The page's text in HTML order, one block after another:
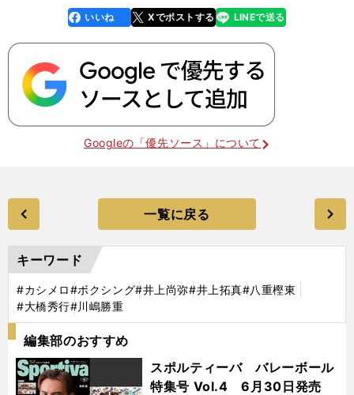
faceboo
k
いいね Xでポストする
line LINEで送る
Googleの「優先ソース」について
一覧に戻る
キーワード
#カシメロ#ボクシング#井上尚弥#井上拓真#八重樫東
#大橋秀行#川嶋勝重
編集部のおすすめ
スポルティーバ バレーボール
特集号 Vol.4 6月30日発売